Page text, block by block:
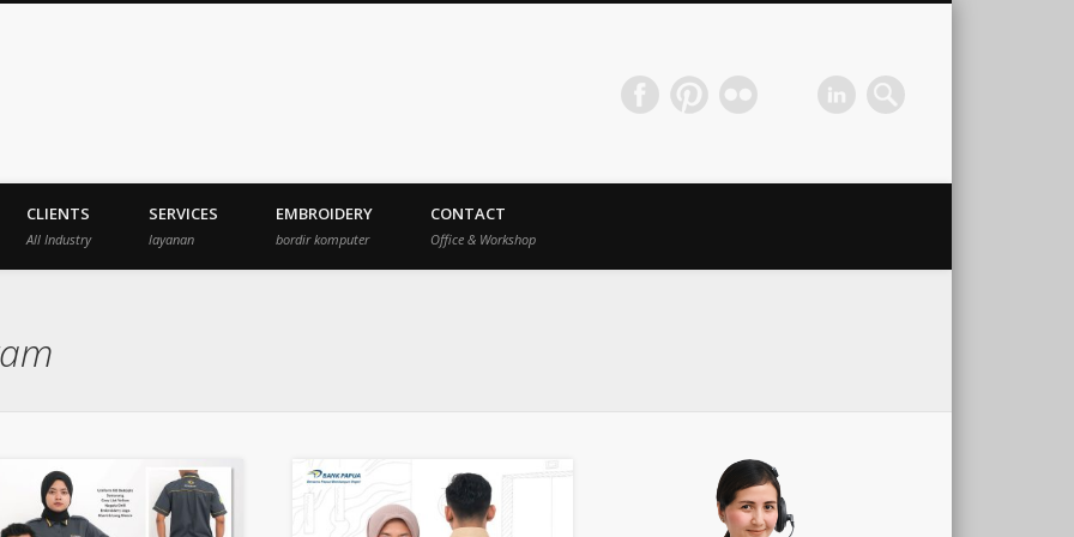
CLIENTS
All Industry
SERVICES
layanan
EMBROIDERY
bordir komputer
CONTACT
Office & Workshop